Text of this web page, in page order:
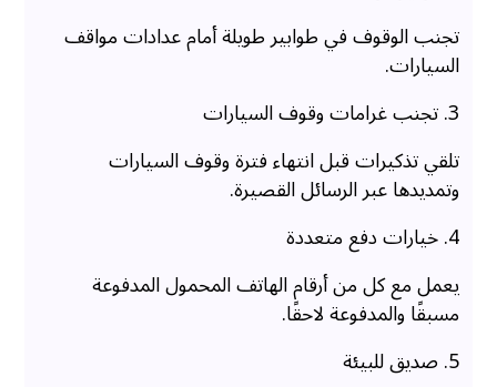
تجنب الوقوف في طوابير طويلة أمام عدادات مواقف
السيارات.
3. تجنب غرامات وقوف السيارات
تلقي تذكيرات قبل انتهاء فترة وقوف السيارات
وتمديدها عبر الرسائل القصيرة.
4. خيارات دفع متعددة
يعمل مع كل من أرقام الهاتف المحمول المدفوعة
مسبقًا والمدفوعة لاحقًا.
5. صديق للبيئة